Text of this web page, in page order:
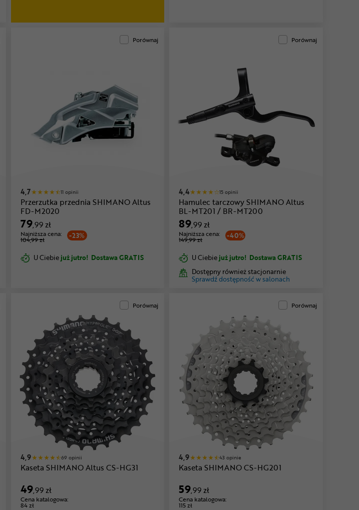
Porównaj
4,7 11 opinii
Przerzutka przednia SHIMANO Altus
FD-M2020
79,99 zł
-23%
Najniższa cena:
104,99 zł
U Ciebiejuż jutro! Dostawa GRATIS
Porównaj
4,4 15 opinii
Hamulec tarczowy SHIMANO Altus
BL-MT201 / BR-MT200
89,99 zł
-40%
Najniższa cena:
149,99 zł
U Ciebiejuż jutro! Dostawa GRATIS
Dostępny również stacjonarnie
Sprawdź dostępność w salonach
Porównaj
4,9 69 opinii
Kaseta SHIMANO Altus CS-HG31
49,99 zł
Cena katalogowa:
84 zł
Porównaj
4,9 43 opinie
Kaseta SHIMANO CS-HG201
59,99 zł
Cena katalogowa:
115 zł